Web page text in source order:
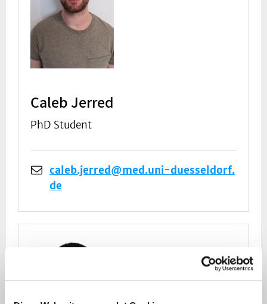
Caleb Jerred
PhD Student
caleb.jerred@med.uni-duesseldorf.
de